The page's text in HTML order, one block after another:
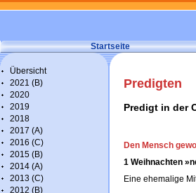
Startseite
Übersicht
2021 (B)
2020
2019
2018
2017 (A)
2016 (C)
2015 (B)
2014 (A)
2013 (C)
2012 (B)
Predigten
Predigt in der
Den Mensch
1 Weihnachten
Eine ehemalige